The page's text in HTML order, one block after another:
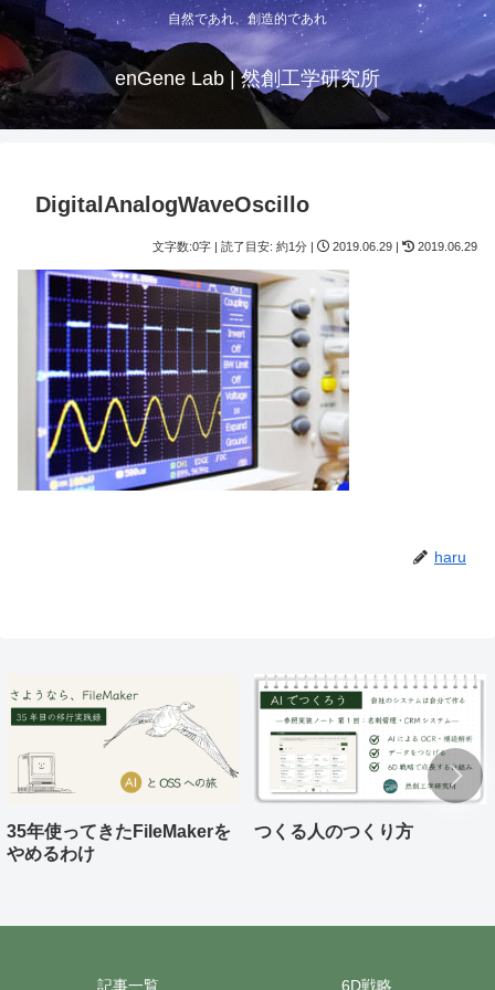
自然であれ、創造的であれ
enGene Lab | 然創工学研究所
DigitalAnalogWaveOscillo
文字数:0字 | 読了目安: 約1分 | 2019.06.29 | 2019.06.29
haru
35年使ってきたFileMakerを
やめるわけ
つくる人のつくり方
記事一覧 6D戦略